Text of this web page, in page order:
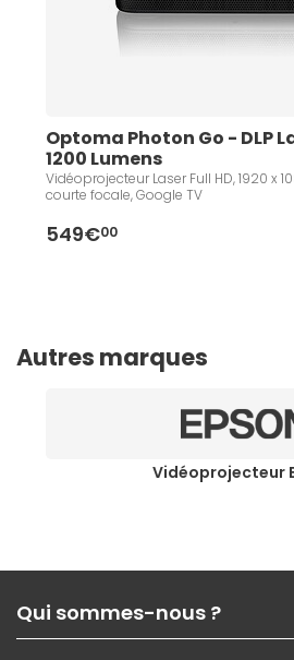
Optoma Photon Go - DLP
1200 Lumens
Vidéoprojecteur Laser Full HD, 1920 x
courte focale, Google TV
549€00
Autres marques
Vidéoprojecteur
Qui sommes-nous ?